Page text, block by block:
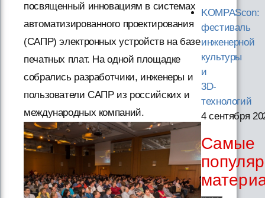
посвященный инновациям в системах
автоматизированного проектирования
(САПР) электронных устройств на базе
печатных плат. На одной площадке
собрались разработчики, инженеры и
пользователи САПР из российских и
международных компаний.
KOMPAScon:
фестиваль
инженерной
культуры
и
3D-
технологий
4 сентября
Самые